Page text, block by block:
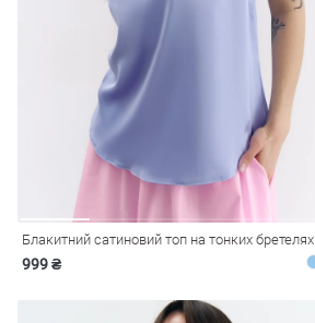
Косметика
Блакитний сатиновий топ на тонких бретелях
999 ₴